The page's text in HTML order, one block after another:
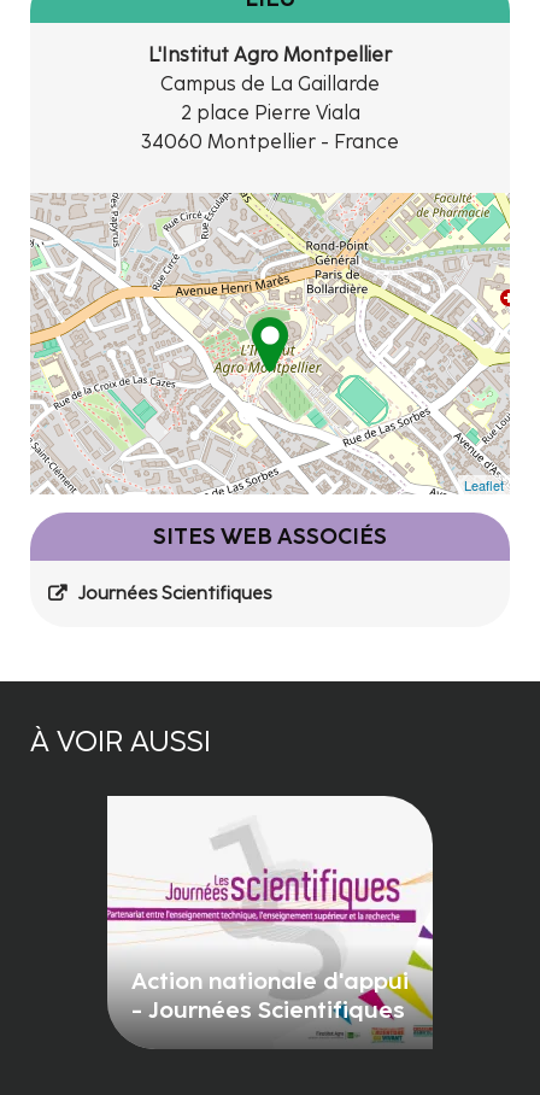
L'Institut Agro Montpellier
Campus de La Gaillarde
2 place Pierre Viala
34060 Montpellier - France
Leaflet
SITES WEB ASSOCIÉS
Journées Scientifiques
À VOIR AUSSI
Action nationale d'appui
- Journées Scientifiques